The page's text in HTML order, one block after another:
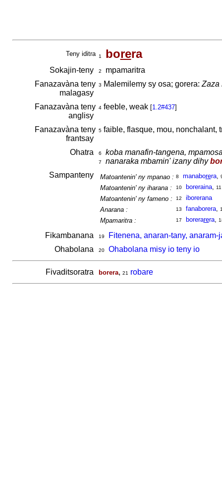
Teny iditra 1 borera
Sokajin-teny 2
mpamaritra
Fanazavàna teny
malagasy
3 Malemilemy sy osa; gorera: Zaza
Fanazavàna teny
anglisy
4feeble, weak [1.2#437]
Fanazavàna teny
frantsay
5faible, flasque, mou, nonchalant,
Ohatra 6 koba manafin-tangena,
7 nanaraka mbamin' izany dihy
Sampanteny
Matoantenin' ny mpanao : 8 manaborera,
Matoantenin' ny iharana : 10 boreraina, 11
Matoantenin' ny fameno : 12
iborerana
Anarana :
13 fanaborera,
Mpamaritra : 17 borerarera,
Fikambanana 19
Fitenena, anaran-tany,
Ohabolana
20 Ohabolana misy io teny io
Fivaditsoratra borera, 21 robare